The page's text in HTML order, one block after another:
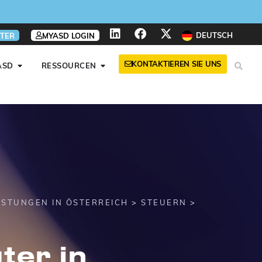
MYASD LOGIN DEUTSCH
RESSOURCEN KONTAKTIEREN SIE UNS
IN ÖSTERREICH >STEUERN >
in